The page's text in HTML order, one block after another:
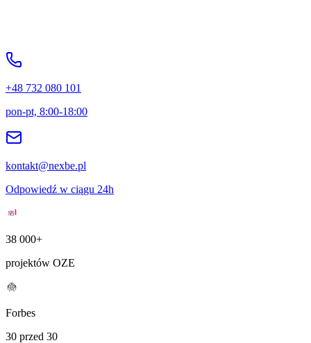
+48 732 080 101
pon-pt, 8:00-18:00
kontakt@nexbe.pl
Odpowiedź w ciągu 24h
38 000+
projektów OZE
Forbes
30 przed 30